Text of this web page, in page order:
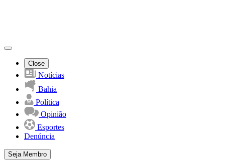
Close
Notícias
Bahia
Política
Opinião
Esportes
Denúncia
Seja Membro